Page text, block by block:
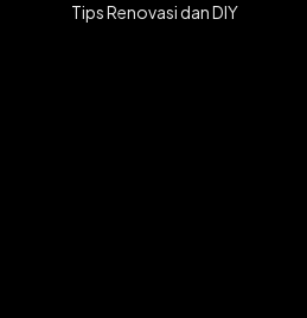
Tips Renovasi dan DIY